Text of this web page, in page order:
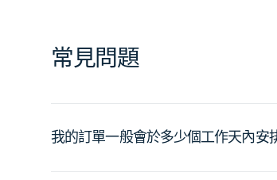
常見問題
我的訂單一般會於多少個工作天內安